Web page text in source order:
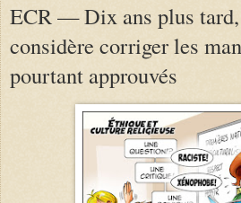
ECR — Dix ans plus
considère corriger les
pourtant approuvés